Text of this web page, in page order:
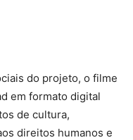
do projeto, o filme
em formato digital
de cultura,
direitos humanos e